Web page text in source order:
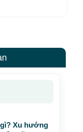
Xu hướng